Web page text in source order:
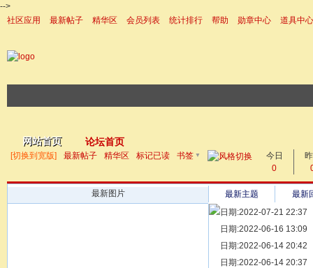
-->
社区应用
最新帖子 精华区 会员列表 统计排行 帮助 勋章中心
道具中心
网站首页 论坛首页
帖子
[切换到宽版] 最新帖子 精华区 标记已读 书签 ▼
今日
0
最新图片 最新主题
最新
日期:2022-07-21 22:37
[ 宗亲新闻 ] 同为宗亲，
日期:2022-06-16 13:09
[ 族谱知识 ] 漫话辈份
日期:2022-06-14 20:42
[ 族谱知识 ] 修族谱的用
日期:2022-06-14 20:37